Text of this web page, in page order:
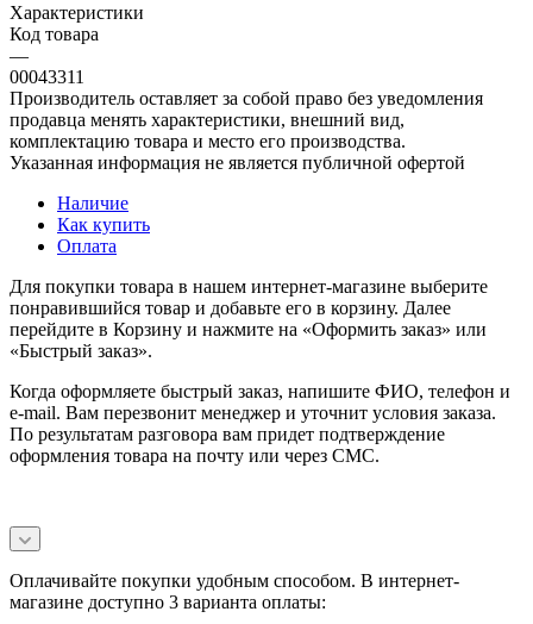
Характеристики
Код товара
—
00043311
Производитель оставляет за собой право без уведомления
продавца менять характеристики, внешний вид,
комплектацию товара и место его производства.
Указанная информация не является публичной офертой
Наличие
Как купить
Оплата
Для покупки товара в нашем интернет-магазине выберите
понравившийся товар и добавьте его в корзину. Далее
перейдите в Корзину и нажмите на «Оформить заказ» или
«Быстрый заказ».
Когда оформляете быстрый заказ, напишите ФИО, телефон и
e-mail. Вам перезвонит менеджер и уточнит условия заказа.
По результатам разговора вам придет подтверждение
оформления товара на почту или через СМС.
Оплачивайте покупки удобным способом. В интернет-
магазине доступно 3 варианта оплаты: